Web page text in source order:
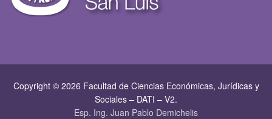
Copyright © 2026 Facultad de Ciencias Económicas, Jurí­dicas y
Sociales – DATI – V2.
Esp. Ing. Juan Pablo Demichelis